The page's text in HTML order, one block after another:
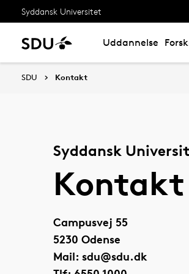
Syddansk Universitet
Uddannelse
SDU Kontakt
Syddansk
Kontakt
Campusvej 55
5230 Odense
Mail: sdu@sdu.dk